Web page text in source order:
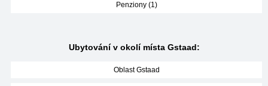
Penziony (1)
Ubytování v okolí místa Gstaad:
Oblast Gstaad